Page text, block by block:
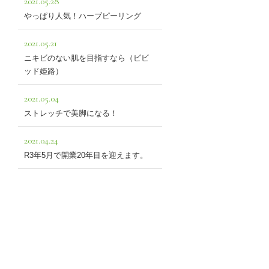
やっぱり人気！ハーブピーリング
2021.05.21
ニキビのない肌を目指すなら（ビビ
ッド姫路）
2021.05.04
ストレッチで美脚になる！
2021.04.24
R3年5月で開業20年目を迎えます。